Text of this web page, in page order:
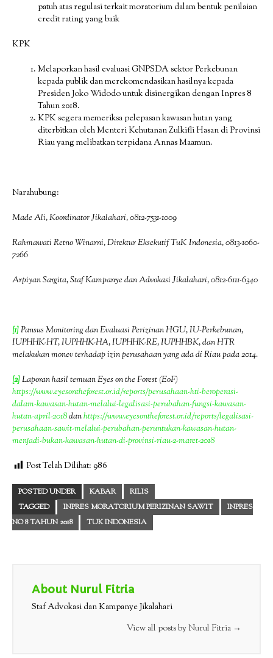
patuh atas regulasi terkait moratorium dalam bentuk penilaian
credit rating yang baik
KPK
Melaporkan hasil evaluasi GNPSDA sektor Perkebunan
kepada publik dan merekomendasikan hasilnya kepada
Presiden Joko Widodo untuk disinergikan dengan Inpres 8
Tahun 2018.
KPK segera memeriksa pelepasan kawasan hutan yang
diterbitkan oleh Menteri Kehutanan Zulkifli Hasan di Provinsi
Riau yang melibatkan terpidana Annas Maamun.
Narahubung:
Made Ali, Koordinator Jikalahari, 0812-7531-1009
Rahmawati Retno Winarni, Direktur Eksekutif TuK Indonesia, 0813-1060-
7266
Arpiyan Sargita, Staf Kampanye dan Advokasi Jikalahari, 0812-6111-6340
[1]Pansus Monitoring dan Evaluasi Perizinan HGU, IU-Perkebunan,
IUPHHK-HT, IUPHHK-HA, IUPHHK-RE, IUPHHBK, dan HTR
melakukan monev terhadap izin perusahaan yang ada di Riau pada 2014.
[2]Laporan hasil temuan Eyes on the Forest (EoF)
https://www.eyesontheforest.or.id/reports/perusahaan-hti-beroperasi-
dalam-kawasan-hutan-melalui-legalisasi-perubahan-fungsi-kawasan-
hutan-april-2018danhttps://www.eyesontheforest.or.id/reports/legalisasi-
perusahaan-sawit-melalui-perubahan-peruntukan-kawasan-hutan-
menjadi-bukan-kawasan-hutan-di-provinsi-riau-2-maret-2018
Post Telah Dilihat: 986
POSTED UNDER KABAR
RILIS
TAGGED
INPRES MORATORIUM PERIZINAN SAWIT
INPRES
NO 8 TAHUN 2018
TUK INDONESIA
About Nurul Fitria
Staf Advokasi dan Kampanye Jikalahari
View all posts by Nurul Fitria →